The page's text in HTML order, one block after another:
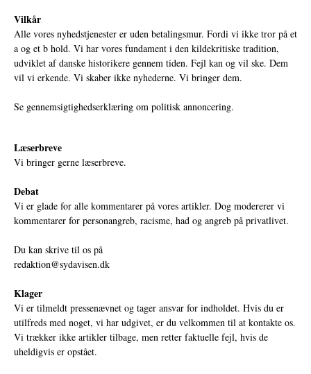
Vilkår
Alle vores nyhedstjenester er uden betalingsmur. Fordi vi ikke tror på et
a og et b hold. Vi har vores fundament i den kildekritiske tradition,
udviklet af danske historikere gennem tiden. Fejl kan og vil ske. Dem
vil vi erkende. Vi skaber ikke nyhederne. Vi bringer dem.
Se gennemsigtighedserklæring om politisk annoncering.
Læserbreve
Vi bringer gerne læserbreve.
Debat
Vi er glade for alle kommentarer på vores artikler. Dog modererer vi
kommentarer for personangreb, racisme, had og angreb på privatlivet.
Du kan skrive til os på
redaktion@sydavisen.dk
Klager
Vi er tilmeldt pressenævnet og tager ansvar for indholdet. Hvis du er
utilfreds med noget, vi har udgivet, er du velkommen til at kontakte os.
Vi trækker ikke artikler tilbage, men retter faktuelle fejl, hvis de
uheldigvis er opstået.